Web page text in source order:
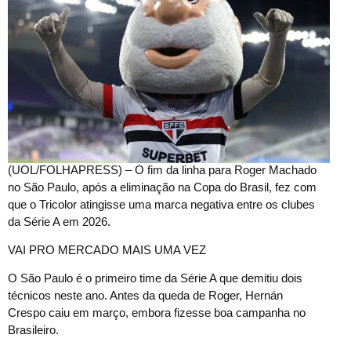
(UOL/FOLHAPRESS) – O fim da linha para Roger Machado
no São Paulo, após a eliminação na Copa do Brasil, fez com
que o Tricolor atingisse uma marca negativa entre os clubes
da Série A em 2026.
VAI PRO MERCADO MAIS UMA VEZ
O São Paulo é o primeiro time da Série A que demitiu dois
técnicos neste ano. Antes da queda de Roger, Hernán
Crespo caiu em março, embora fizesse boa campanha no
Brasileiro.